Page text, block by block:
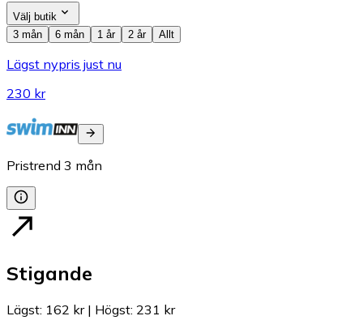
Välj butik
3 mån
6 mån 1 år 2 år Allt
Lägst nypris just nu
230 kr
Pristrend 3 mån
Stigande
Lägst: 162 kr| Högst: 231 kr